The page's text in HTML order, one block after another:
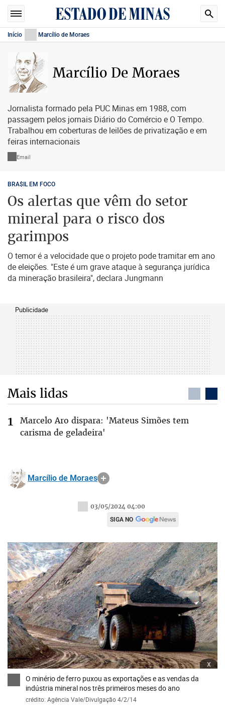
Início Marcílio de Moraes
Marcílio De Moraes
Jornalista formado pela PUC Minas em 1988, com
passagem pelos jornais Diário do Comércio e O Tempo.
Trabalhou em coberturas de leilões de privatização e em
feiras internacionais
Email
BRA$IL EM FOCO
Os alertas que vêm do setor
mineral para o risco dos
garimpos
O temor é a velocidade que o projeto pode tramitar em ano
de eleições. "Este é um grave ataque à segurança jurídica
da mineração brasileira", declara Jungmann
Publicidade
Mais lidas
Marcelo Aro dispara: 'Mateus Simões tem
carisma de geladeira'
Marcílio de Moraes
03/05/2024 04:00
SIGA NO
x
O minério de ferro puxou as exportações e as vendas da
indústria mineral nos três primeiros meses do ano
crédito: Agência Vale/Divulgação 4/2/14